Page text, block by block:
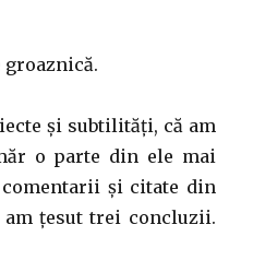
groaznică.
și subtilități, că am
o parte din ele mai
și citate din
țesut trei concluzii.
Gulag de Aleksandr